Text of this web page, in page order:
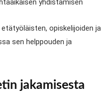
yhdistämisen
opiskelijoiden ja
sen helppouden ja
jakamisesta